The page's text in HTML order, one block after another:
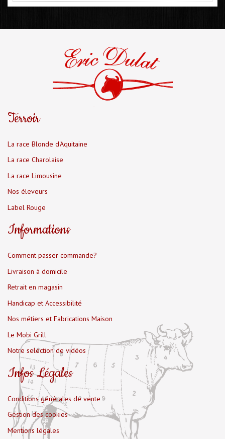
Terroir
La race Blonde d'Aquitaine
La race Charolaise
La race Limousine
Nos éleveurs
Label Rouge
Informations
Comment passer commande?
Livraison à domicile
Retrait en magasin
Handicap et Accessibilité
Nos métiers et Fabrications Maison
Le Mobi Grill
Notre selection de vidéos
Infos Légales
Conditions générales de vente
Gestion des cookies
Mentions légales